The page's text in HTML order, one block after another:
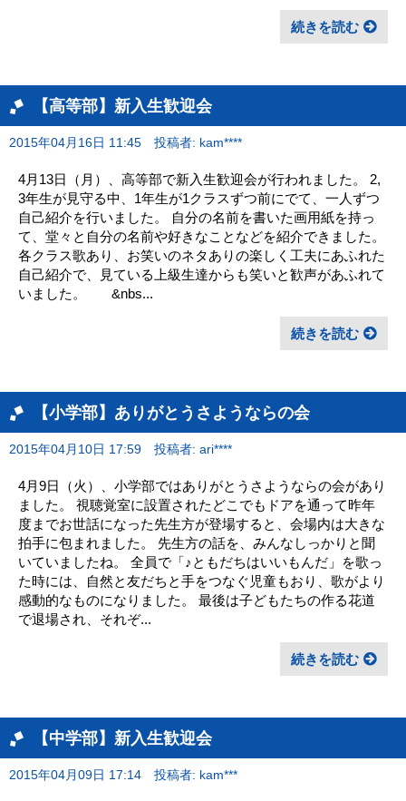
続きを読む
【高等部】新入生歓迎会
2015年04月16日 11:45 投稿者: kam****
4月13日（月）、高等部で新入生歓迎会が行われました。 2,
3年生が見守る中、1年生が1クラスずつ前にでて、一人ずつ
自己紹介を行いました。 自分の名前を書いた画用紙を持っ
て、堂々と自分の名前や好きなことなどを紹介できました。
各クラス歌あり、お笑いのネタありの楽しく工夫にあふれた
自己紹介で、見ている上級生達からも笑いと歓声があふれて
いました。 &nbs...
続きを読む
【小学部】ありがとうさようならの会
2015年04月10日 17:59 投稿者: ari****
4月9日（火）、小学部ではありがとうさようならの会があり
ました。 視聴覚室に設置されたどこでもドアを通って昨年
度までお世話になった先生方が登場すると、会場内は大きな
拍手に包まれました。 先生方の話を、みんなしっかりと聞
いていましたね。 全員で「♪ともだちはいいもんだ」を歌っ
た時には、自然と友だちと手をつなぐ児童もおり、歌がより
感動的なものになりました。 最後は子どもたちの作る花道
で退場され、それぞ...
続きを読む
【中学部】新入生歓迎会
2015年04月09日 17:14 投稿者: kam***